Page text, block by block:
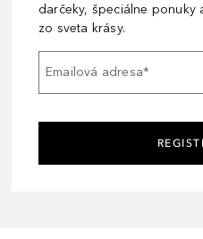
darčeky, špeciálne ponuky
zo sveta krásy.
Emailová adresa*